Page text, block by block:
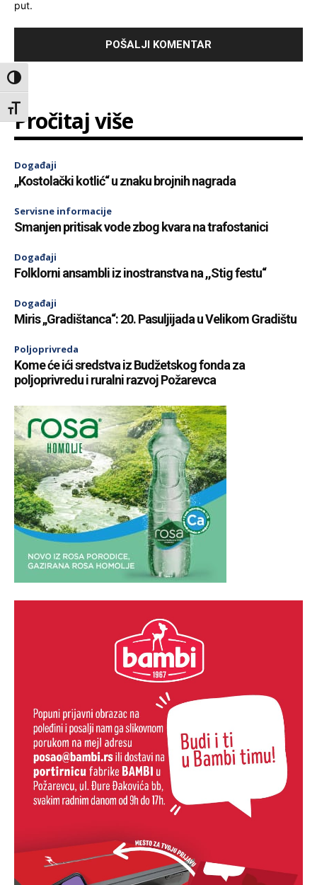
Toggle High Contrast
Toggle Font size
put.
Pročitaj više
Događaji
„Kostolački kotlić“ u znaku brojnih nagrada
Servisne informacije
Smanjen pritisak vode zbog kvara na trafostanici
Događaji
Folklorni ansambli iz inostranstva na ,,Stig festu“
Događaji
Miris „Gradištanca“: 20. Pasuljijada u Velikom Gradištu
Poljoprivreda
Kome će ići sredstva iz Budžetskog fonda za
poljoprivredu i ruralni razvoj Požarevca